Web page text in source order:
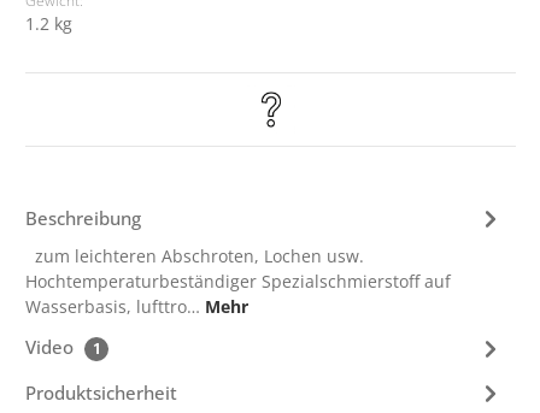
1.2 kg
Beschreibung
zum leichteren Abschroten, Lochen usw.
Hochtemperaturbeständiger Spezialschmierstoff auf
Wasserbasis, lufttro… Mehr
Video 1
Produktsicherheit